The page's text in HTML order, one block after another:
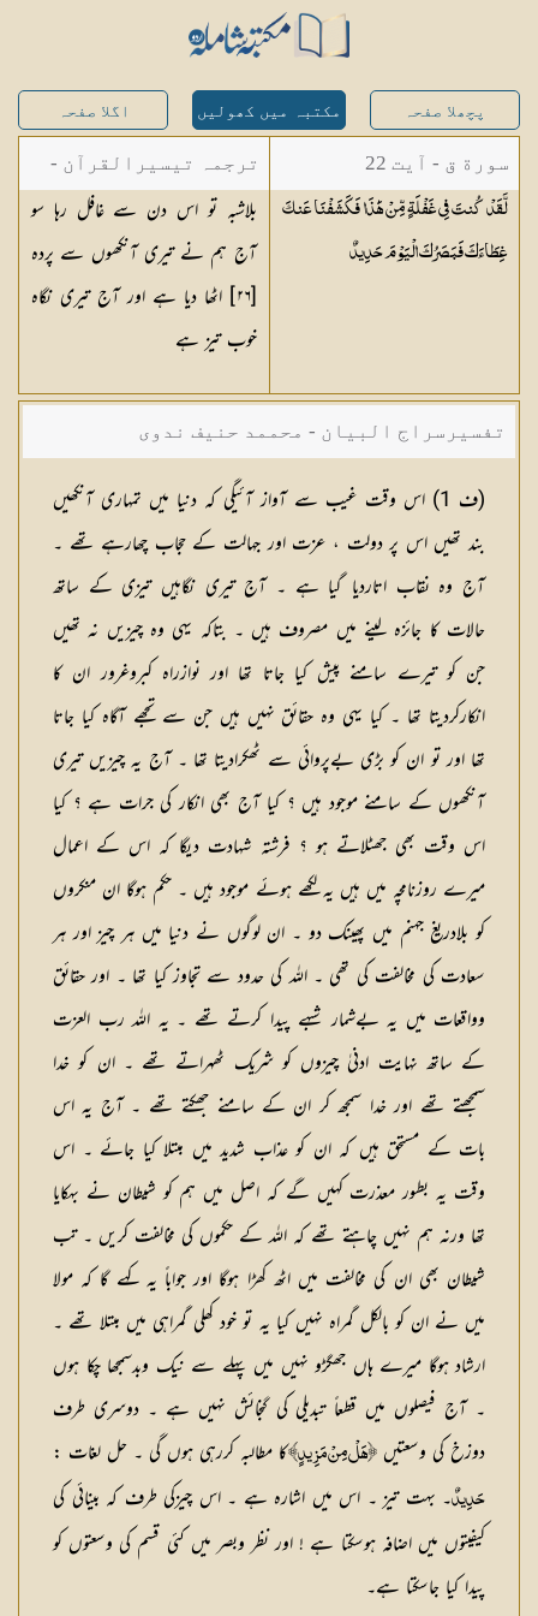
پچھلا صفحہ مکتبہ میں کھولیں اگلا صفحہ
سورة ق - آیت 22
لَّقَدْ كُنتَ فِي غَفْلَةٍ مِّنْ هَٰذَا فَكَشَفْنَا عَنكَ
غِطَاءَكَ فَبَصَرُكَ الْيَوْمَحَدِيدٌ
ترجمہ تیسیرالقرآن -
مولانا عبد الرحمن
کیلانی
بلاشبہ تو اس دن سے غافل رہا سو
آج ہم نے تیری آنکھوں سے پردہ
[٢٦] اٹھا دیا ہے اور آج تیری نگاہ
خوب تیز ہے
تفسیرسراج البیان - محممد حنیف ندوی
(ف 1
) اس وقت غیب سے آواز آئیگی کہ دنیا میں تمہاری آنکھیں
بند تھیں اس پر دولت ، عزت اور جہالت کے حجاب چھارہے تھے ۔
آج وہ نقاب اتاردیا گیا ہے ۔ آج تیری نگاہیں تیزی کے ساتھ
حالات کا جائزہ لینے میں مصروف ہیں ۔ بتاکہ یہی وہ چیزیں نہ تھیں
جن کو تیرے سامنے پیش کیا جاتا تھا اور نوازراہ کبروغرور ان کا
انکارکردیتا تھا ۔ کیا یہی وہ حقائق نہیں ہیں جن سے تجھے آگاہ کیا جاتا
تھا اور تو ان کو بڑی بےپروائی سے ٹھکرادیتا تھا ۔ آج یہ چیزیں تیری
آنکھوں کے سامنے موجود ہیں ؟ کیا آج بھی انکار کی جرات ہے ؟ کیا
اس وقت بھی جھٹلاتے ہو ؟ فرشتہ شہادت دیگا کہ اس کے اعمال
میرے روزنامچہ میں ہیں یہ لکھے ہوئے موجود ہیں ۔ حکم ہوگا ان منکروں
کو بلادریغ جہنم میں پھینک دو ۔ ان لوگوں نے دنیا میں ہر چیز اور ہر
سعادت کی مخالفت کی تھی ۔ اللہ کی حدود سے تجاوز کیا تھا ۔ اور حقائق
وواقعات میں یہ بےشمار شبہے پیدا کرتے تھے ۔ یہ اللہ رب العزت
کے ساتھ نہایت ادنیٰ چیزوں کو شریک ٹھہراتے تھے ۔ ان کو خدا
سمجھتے تھے اور خدا سمجھ کر ان کے سامنے جھکتے تھے ۔ آج یہ اس
بات کے مستحق ہیں کہ ان کو عذاب شدید میں مبتلا کیا جائے ۔ اس
وقت یہ بطور معذرت کہیں گے کہ اصل میں ہم کو شیطان نے بہکایا
تھا ورنہ ہم نہیں چاہتے تھے کہ اللہ کے حکموں کی مخالفت کریں ۔ تب
شیطان بھی ان کی مخالفت میں اٹھ کھڑا ہوگا اور جواباً یہ کہے گا کہ مولا
میں نے ان کو بالکل گمراہ نہیں کیا یہ تو خود کھلی گمراہی میں مبتلا تھے ۔
ارشاد ہوگا میرے ہاں جھگڑو نہیں میں پہلے سے نیک وبدسمجھا چکا ہوں
۔ آج فیصلوں میں قطعاً تبدیلی کی گنجائش نہیں ہے ۔ دوسری طرف
دوزخ کی وسعتیں ﴿هَلْ مِنْ مَزِيدٍ﴾کا مطالبہ کررہی ہوں گی ۔ حل لغات :
حَدِيدٌ۔ بہت تیز ۔ اس میں اشارہ ہے ۔ اس چیزکی طرف کہ بینائی کی
کیفیتوں میں اضافہ ہوسکتا ہے ! اور نظر وبصر میں کئی قسم کی وسعتوں کو
پیدا کیا جاسکتا ہے۔